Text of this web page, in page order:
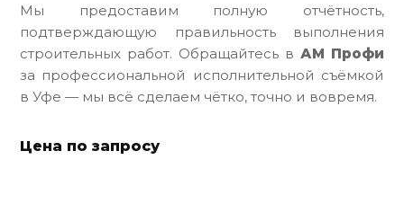
Мы предоставим полную отчётность,
подтверждающую правильность выполнения
строительных работ. Обращайтесь в АМ Профи
за профессиональной исполнительной съёмкой
в Уфе — мы всё сделаем чётко, точно и вовремя.
Цена по запросу